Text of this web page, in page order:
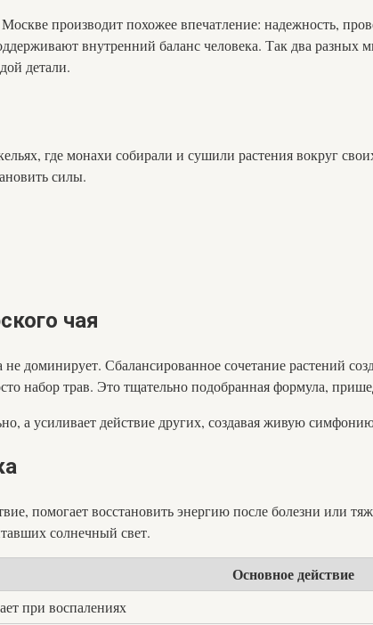
производит похожее впечатление: надежность,
внутренний баланс человека. Так два
детали.
где монахи собирали и сушили растения вокруг
силы.
чая
доминирует. Сбалансированное сочетание растений
набор трав. Это тщательно подобранная формула,
а усиливает действие других, создавая живую
помогает восстановить энергию после болезни или
солнечный свет.
Основное действие
при воспалениях